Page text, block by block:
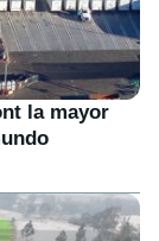
la mayor